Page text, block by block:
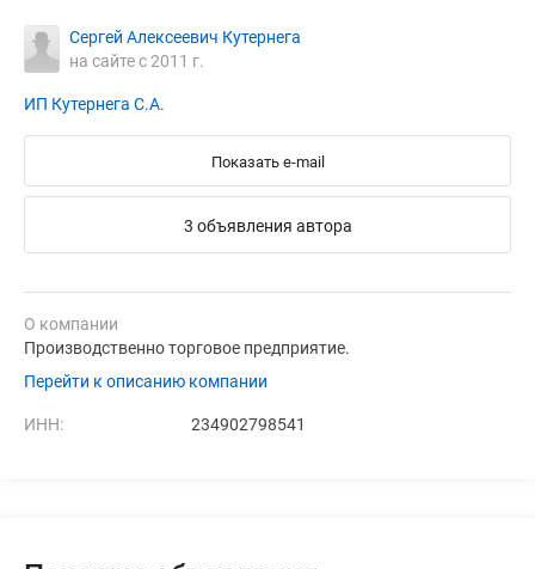
Сергей Алексеевич Кутернега
на сайте с 2011 г.
ИП Кутернега С.А.
Показать e-mail
3 объявления автора
О компании
Производственно торговое предприятие.
Перейти к описанию компании
ИНН: 234902798541